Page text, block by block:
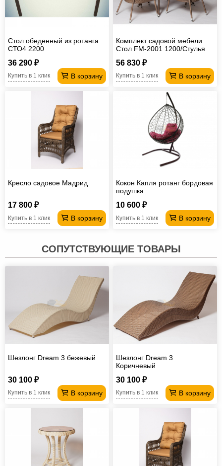
Стол обеденный из ротанга
СТО4 2200
36 290 ₽
В корзину
Купить в 1 клик
Комплект садовой мебели
Стол FM-2001 1200/Стулья
56 830 ₽
В корзину
Купить в 1 клик
Кресло садовое Мадрид
17 800 ₽
В корзину
Купить в 1 клик
Кокон Капля ротанг бордовая
подушка
10 600 ₽
В корзину
Купить в 1 клик
СОПУТСТВУЮЩИЕ ТОВАРЫ
Шезлонг Dream 3 бежевый
30 100 ₽
В корзину
Купить в 1 клик
Шезлонг Dream 3
Коричневый
30 100 ₽
В корзину
Купить в 1 клик